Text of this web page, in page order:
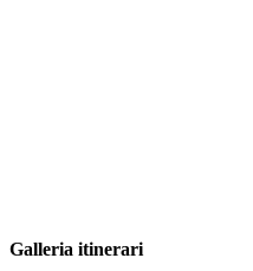
Galleria itinerari